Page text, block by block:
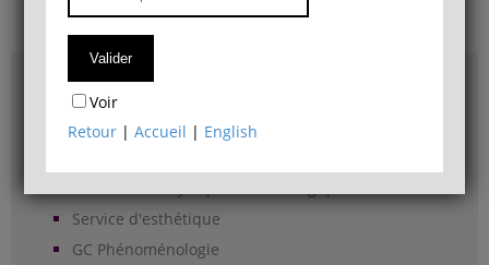
Accès & plans
Bibliothèque du Département de philosophie
Service d'esthétique
GC Phénoménologie
Voir
Retour |Accueil | English